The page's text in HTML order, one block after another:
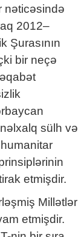
nəticəsində
2012–
Şurasının
bir neçə
sülh və
etmişdir.
Millətlər
etmişdir.